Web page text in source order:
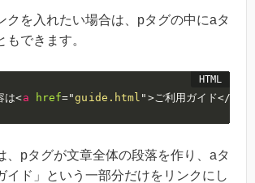
クを入れたい場合は、pタグの中にaタ
もできます。
は<a href="guide.html " >ご利用ガイド</
、pタグが文章全体の段落を作り、aタ
イド」という一部分だけをリンクにし